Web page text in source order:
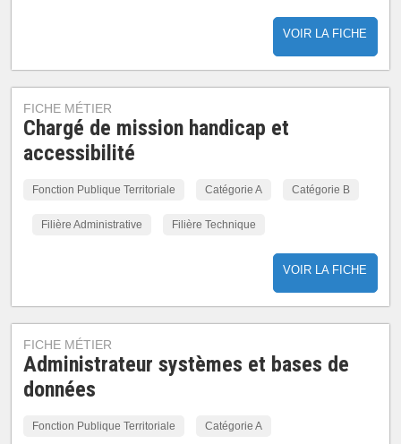
VOIR LA FICHE
FICHE MÉTIER
Chargé de mission handicap et
accessibilité
Fonction Publique Territoriale Catégorie A Catégorie B
Filière Administrative Filière Technique
VOIR LA FICHE
FICHE MÉTIER
Administrateur systèmes et bases de
données
Fonction Publique Territoriale Catégorie A